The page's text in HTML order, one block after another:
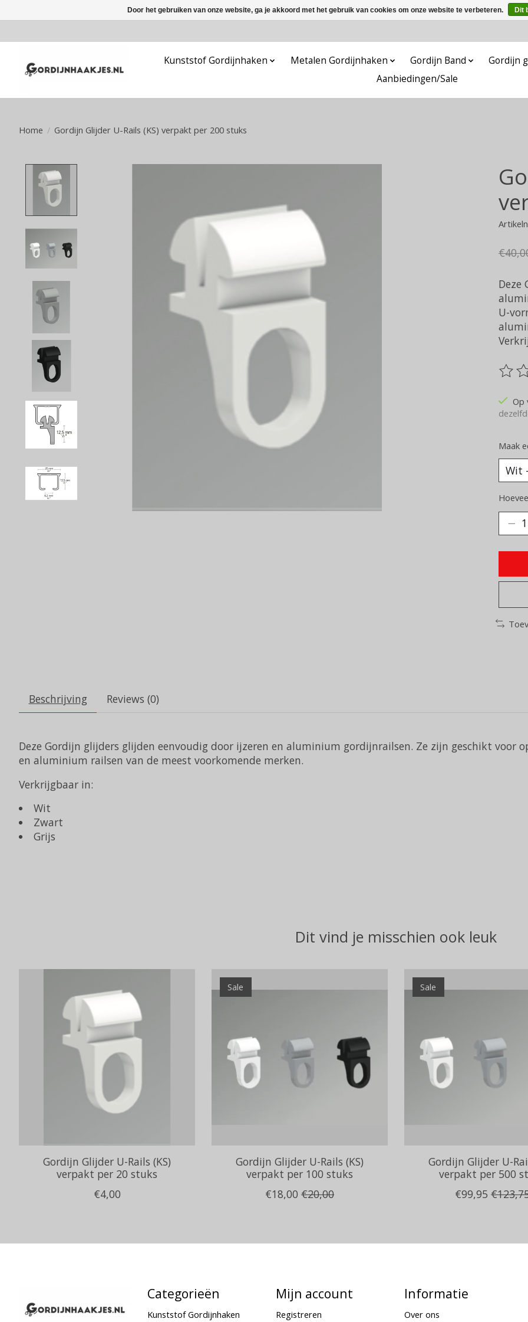
Kunststof Gordijnhaken Metalen Gordijnhaken Gordijn Band
Gordijn
Aanbiedingen/Sale
Home / Gordijn Glijder U-Rails (KS) verpakt per 200 stuks
Deze
U-
De
Op
Maak
Beschrijving Reviews (0)
Deze Gordijn glijders glijden eenvoudig door ijzeren en aluminium gordijnrailsen. Ze zijn geschikt voor
en aluminium railsen van de meest voorkomende merken.
Verkrijgbaar in:
Wit
Zwart
Grijs
Dit vind je misschien ook leuk
Gordijn Glijder U-Rails (KS)
verpakt per 20 stuks
€4,00
Sale
Gordijn Glijder U-Rails (KS)
verpakt per 100 stuks
€18,00 €20,00
Sale
Gordijn Glijder U-
verpakt per 500
€99,95
Categorieën
Kunststof Gordijnhaken
Mijn account
Registreren
Informatie
Over ons
Door het gebruiken van onze website, ga je akkoord met het gebruik van cookies om onze website te verbeteren. Dit